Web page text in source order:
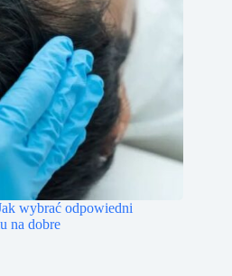
wybrać odpowiedni
na dobre